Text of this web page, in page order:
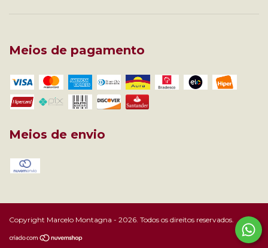
Meios de pagamento
Meios de envio
Copyright Marcelo Montagna - 2026. Todos os direitos reservados.